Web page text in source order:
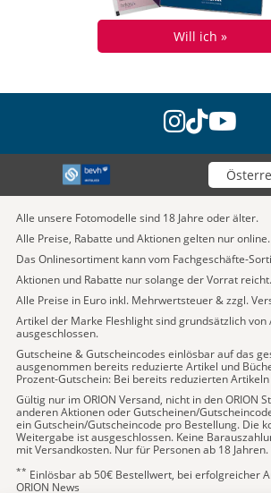
Will ich »
instagram
tiktok
Wähle
Alle unsere Fotomodelle sind 18 Jahre oder älter.
Alle Preise, Rabatte und Aktionen gelten nur online.
Das Onlinesortiment kann vom Fachgeschäfte-
Aktionen und Rabatte nur solange der Vorrat reicht.
Alle Preise in Euro inkl. Mehrwertsteuer & zzgl.
Artikel der Marke Fleshlight sind grundsätzlich von
ausgeschlossen.
Gutscheine & Gutscheincodes einlösbar auf das
ausgenommen bereits reduzierte Artikel und
Prozent-Gutschein: Bei bereits reduzierten
Gültig nur im ORION Versand, nicht in den ORION
anderen Aktionen oder Gutscheinen/
ein Gutschein/Gutscheincode pro Bestellung. Die
Weitergabe ist ausgeschlossen. Keine
mit Versandkosten. Nur für Personen ab 18 Jahren.
** Einlösbar ab 50€ Bestellwert, bei erfolgreicher
ORION News